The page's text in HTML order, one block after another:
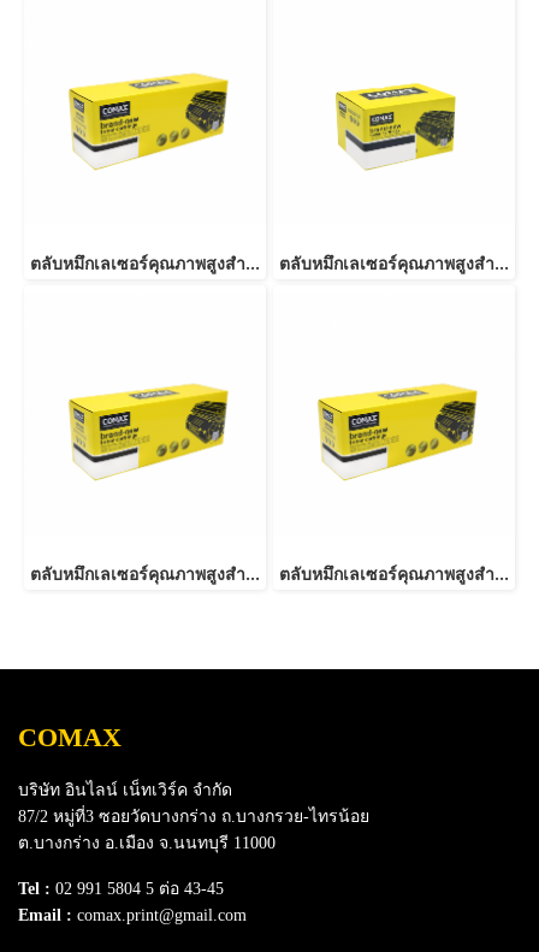
ตลับหมึกเลเซอร์คุณภาพสูงสำหรับ KYOCERA รุ่น TK584 Cyan ตลับหมึกเลเซอร์คุณภาพสูงสำหรับ KYOCERA รุ่น TK1124 BK
ตลับหมึกเลเซอร์คุณภาพสูงสำหรับ KYOCERA รุ่น TK410 BK ตลับหมึกเลเซอร์คุณภาพสูงสำหรับ KYOCERA รุ่น TK584 Black
COMAX
บริษัท อินไลน์ เน็ทเวิร์ค จำกัด
87/2 หมู่ที่3 ซอยวัดบางกร่าง ถ.บางกรวย-ไทรน้อย
ต.บางกร่าง อ.เมือง จ.นนทบุรี 11000
Tel : 02 991 5804 5 ต่อ 43-45
Email : comax.print@gmail.com